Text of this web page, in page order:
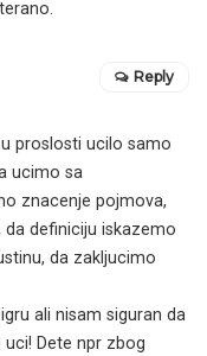
proslosti ucilo samo
ucimo sa
znacenje pojmova,
da definiciju iskazemo
da zakljucimo
ali nisam siguran da
Dete npr zbog
Reply